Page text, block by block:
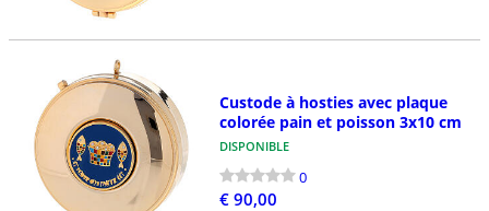
Custode à hosties avec plaque
colorée pain et poisson 3x10 cm
DISPONIBLE
0
€ 90,00